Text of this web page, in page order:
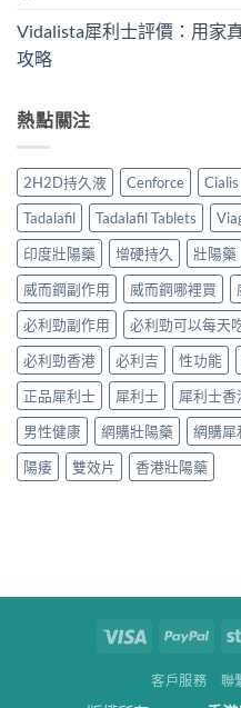
Vidalista犀利士評價：用家
攻略
熱點關注
2H2D持久液 Cenforce Cialis
Tadalafil
Tadalafil Tablets
印度壯陽藥
增硬持久 壯陽藥
威而鋼副作用
威而鋼哪裡買
必利勁副作用
必利勁可以每天
必利勁香港
必利吉 性功能
正品犀利士
犀利士 犀利士香
男性健康
網購壯陽藥 網購犀
陽痿
雙效片 香港壯陽藥
Visa
客戶服務 聯